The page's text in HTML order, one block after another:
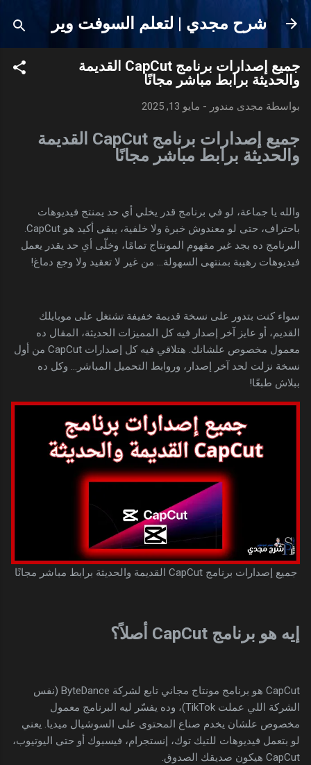
التخطي إلى المحتوى الرئيسي
شرح مجدي | لتعلم السوفت وير
جميع إصدارات برنامج CapCut القديمة
والحديثة برابط مباشر مجانًا
بواسطة مجدى مندور - مايو 13, 2025
جميع إصدارات برنامج CapCut القديمة
والحديثة برابط مباشر مجانًا
والله يا جماعة، لو في برنامج قدر يخلي أي حد يمنتج فيديوهات
باحتراف، حتى لو معندوش خبرة ولا خلفية، يبقى أكيد هو CapCut.
البرنامج ده بجد غير مفهوم المونتاج تمامًا، وخلّى أي حد يقدر يعمل
فيديوهات رهيبة بمنتهى السهولة... من غير لا تعقيد ولا وجع دماغ!
سواء كنت بتدور على نسخة قديمة خفيفة تشتغل على موبايلك
القديم، أو عايز آخر إصدار فيه كل المميزات الحديثة، المقال ده
معمول مخصوص علشانك. هتلاقي فيه كل إصدارات CapCut من أول
نسخة نزلت لحد آخر إصدار، وروابط التحميل المباشر... وكل ده
ببلاش طبعًا!
جميع إصدارات برنامج CapCut القديمة والحديثة برابط مباشر مجانًا
إيه هو برنامج CapCut أصلاً؟
CapCut هو برنامج مونتاج مجاني تابع لشركة ByteDance (نفس
الشركة اللي عملت TikTok)، وده يفسّر ليه البرنامج معمول
مخصوص علشان يخدم صناع المحتوى على السوشيال ميديا. يعني
لو بتعمل فيديوهات للتيك توك، إنستجرام، فيسبوك أو حتى اليوتيوب،
CapCut هيكون صديقك الصدوق.